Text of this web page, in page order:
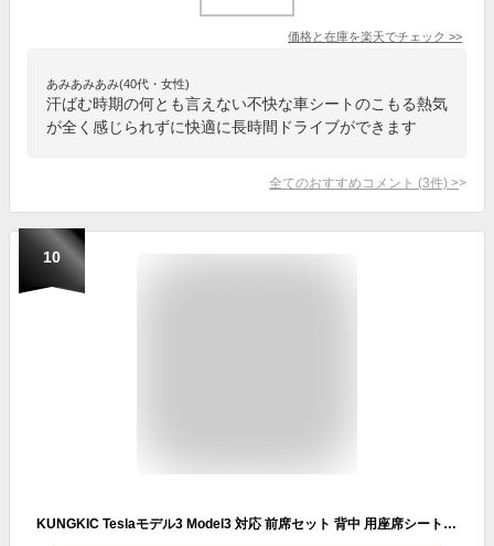
価格と在庫を楽天でチェック >>
あみあみあみ(40代・女性)
汗ばむ時期の何とも言えない不快な車シートのこもる熱気
が全く感じられずに快適に長時間ドライブができます
全てのおすすめコメント (3件) >
10
KUNGKIC Teslaモデル3 Model3 対応 前席セット 背中 用座席シートカバー 涼しい メッシュ式 通気性 蒸れない 熱発散 厚め 柔らかい 汗対策 オールシーズン 汚れ防止 2017-2022適用 車種専用設計 内装パーツ 2枚 白